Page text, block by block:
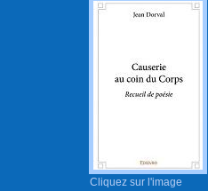
Cliquez sur l'image